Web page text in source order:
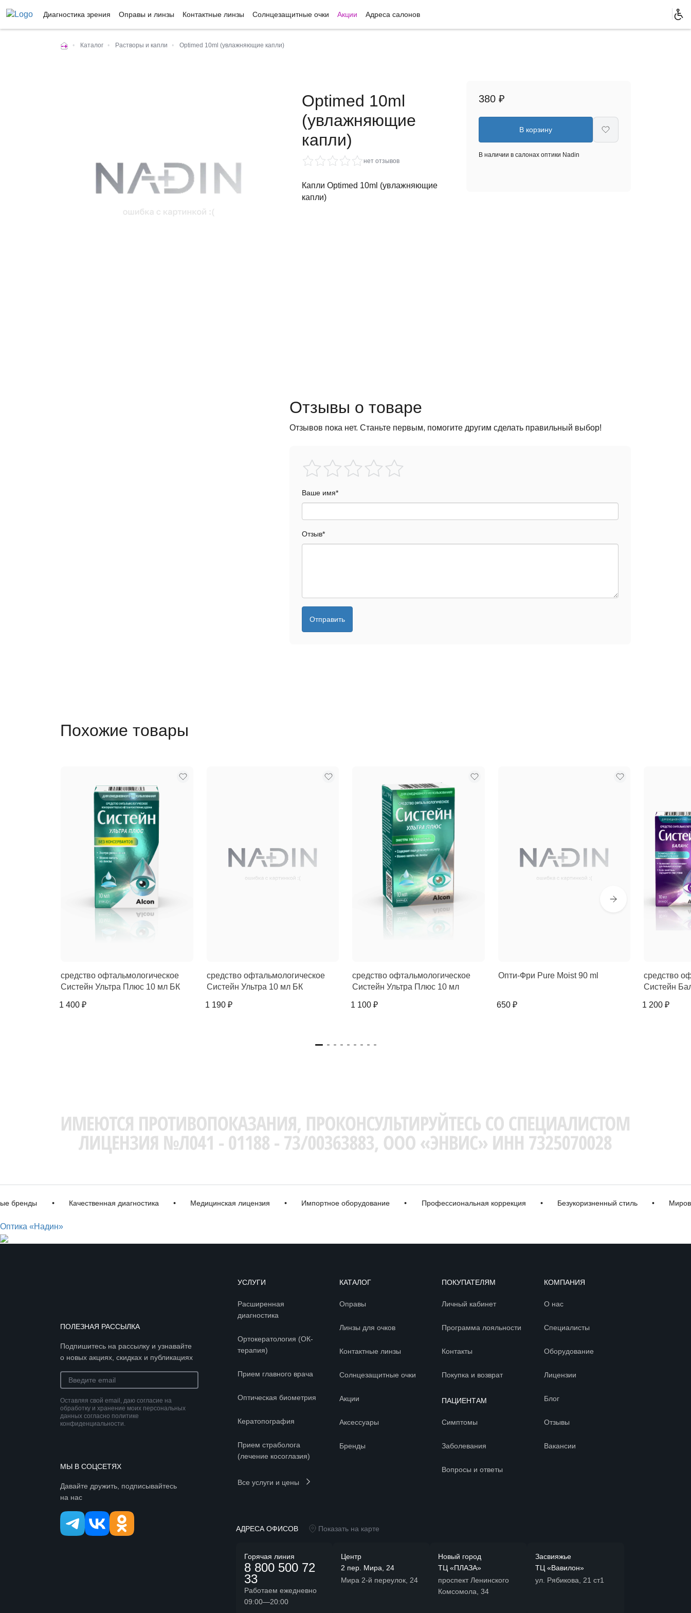
Диагностика зрения Оправы и линзы Контактные линзы Солнцезащитные очки Акции Адреса салонов
• Каталог • Растворы и капли • Optimed 10ml (увлажняющие капли)
Optimed 10ml
(увлажняющие
капли)
нет отзывов
Капли Optimed 10ml (увлажняющие
капли)
380 ₽
В корзину
В наличии в салонах оптики Nadin
Отзывы о товаре
Отзывов пока нет. Станьте первым, помогите другим сделать правильный выбор!
Ваше имя*
Отзыв*
Отправить
Похожие товары
средство офтальмологическое
Систейн Ультра Плюс 10 мл БК
1 400 ₽
средство офтальмологическое
Систейн Ультра 10 мл БК
1 190 ₽
средство офтальмологическое
Систейн Ультра Плюс 10 мл
1 100 ₽
Опти-Фри Pure Moist 90 ml
650 ₽
средство
Систейн
1 200 ₽
Качественная диагностика Медицинская лицензия Импортное оборудование Профессиональная коррекция Безукоризненный стиль Мировые
Оптика «Надин»
ПОЛЕЗНАЯ РАССЫЛКА
Подпишитесь на рассылку и узнавайте
о новых акциях, скидках и публикациях
Оставляя свой email, даю согласие на
обработку и хранение моих персональных
данных согласно политике
конфиденциальности.
МЫ В СОЦСЕТЯХ
Давайте дружить, подписывайтесь
на нас
УСЛУГИ
Расширенная
диагностика
Ортокератология (ОК-
терапия)
Прием главного врача
Оптическая биометрия
Кератопография
Прием страболога
(лечение косоглазия)
Все услуги и цены
КАТАЛОГ
Оправы
Линзы для очков
Контактные линзы
Солнцезащитные очки
Акции
Аксессуары
Бренды
ПОКУПАТЕЛЯМ
Личный кабинет
Программа лояльности
Контакты
Покупка и возврат
ПАЦИЕНТАМ
Симптомы
Заболевания
Вопросы и ответы
КОМПАНИЯ
О нас
Специалисты
Оборудование
Лицензии
Блог
Отзывы
Вакансии
АДРЕСА ОФИСОВ Показать на карте
Горячая линия
8 800 500 72
33
Работаем ежедневно
09:00—20:00
Центр
2 пер. Мира, 24
Мира 2-й переулок, 24
Новый город
ТЦ «ПЛАЗА»
проспект Ленинского
Комсомола, 34
Засвияжье
ТЦ «Вавилон»
ул. Рябикова, 21 ст1